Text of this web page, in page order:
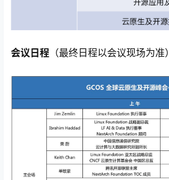
会议日程 （最终日程以会议现场为准）